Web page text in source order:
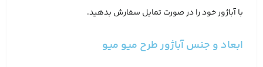
با آباژور خود را در صورت تمایل سفارش بدهید.
ابعاد و جنس آباژور طرح میو میو